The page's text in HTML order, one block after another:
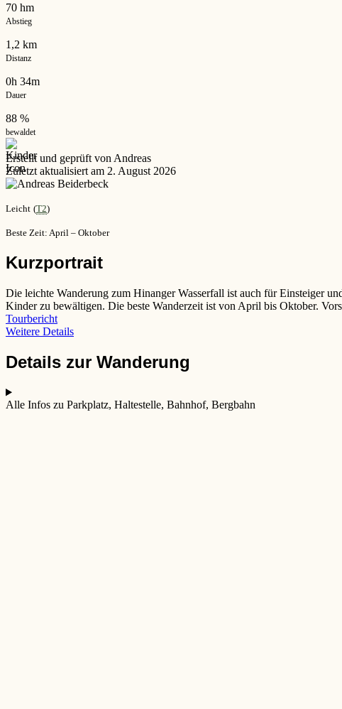
70 hm
Abstieg
1,2 km
Distanz
0h 34m
Dauer
88 %
bewaldet
Erstellt und geprüft von Andreas
Zuletzt aktualisiert am 2. August 2026
Leicht (T2)
Beste Zeit: April – Oktober
Kurzportrait
Die leichte Wanderung zum Hinanger Wasserfall ist auch für Einsteiger
Kinder zu bewältigen. Die beste Wanderzeit ist von April bis Oktober.
Tourbericht
Weitere Details
Details zur Wanderung
Alle Infos zu Parkplatz, Haltestelle, Bahnhof, Bergbahn